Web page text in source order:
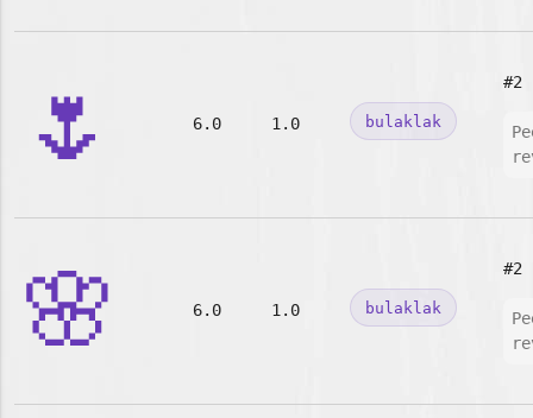
🌷 6.0 1.0 bulaklak
#2
🌸 6.0 1.0 bulaklak
#2